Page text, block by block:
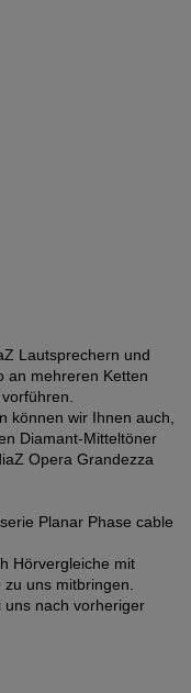
Lautsprechern und
an mehreren Ketten
können wir Ihnen auch,
Diamant-Mitteltöner
Opera Grandezza
Planar Phase cable
Hörvergleiche mit
uns mitbringen.
uns nach vorheriger